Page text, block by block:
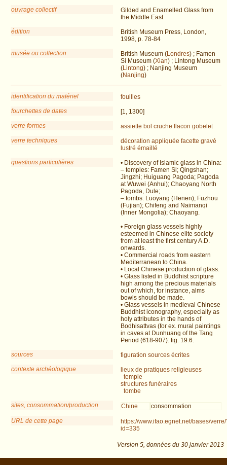
ouvrage collectif
Gilded and Enamelled Glass from
the Middle East
édition
British Museum Press, London,
1998, p. 78-84
musée ou collection
British Museum (Londres) ; Famen
Si Museum (Xian) ; Lintong Museum
(Lintong) ; Nanjing Museum
(Nanjing)
identification du matériel
fouilles
fourchettes de dates
[1, 1300]
verre formes
assiette bol cruche flacon gobelet
verre techniques
décoration appliquée facette gravé
lustré émaillé
questions particulières
• Discovery of Islamic glass in China:
– temples: Famen Si; Qingshan;
Jingzhi; Huiguang Pagoda; Pagoda
at Wuwei (Anhui); Chaoyang North
Pagoda, Dule;
– tombs: Luoyang (Henen); Fuzhou
(Fujian); Chifeng and Naimanqi
(Inner Mongolia); Chaoyang.
• Foreign glass vessels highly
esteemed in Chinese elite society
from at least the first century A.D.
onwards.
• Commercial roads from eastern
Mediterranean to China.
• Local Chinese production of glass.
• Glass listed in Buddhist scripture
high among the precious materials
out of which, for instance, alms
bowls should be made.
• Glass vessels in medieval Chinese
Buddhist iconography, especially as
holy attributes in the hands of
Bodhisattvas (for ex. mural paintings
in caves at Dunhuang of the Tang
Period (618-907): fig. 19.6.
sources
figuration sources écrites
contexte archéologique
lieux de pratiques religieuses
temple
structures funéraires
tombe
sites, consommation/production
Chine consommation
URL de cette page
https://www.ifao.egnet.net/bases/
id=335
Version 5, données du 30 janvier 2013